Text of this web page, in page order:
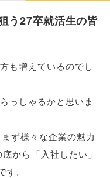
う27卒就活生の皆
も増えているのでし
っしゃるかと思いま
まず様々な企業の魅力
から 「 入社したい 」
す。